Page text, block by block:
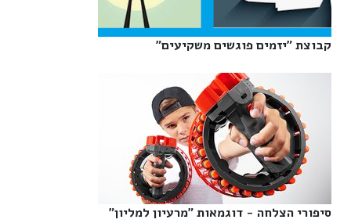
קבוצת "יזמים פוגשים משקיעים"‎
סיפורי הצלחה - דוגמאות "מרעיון למליון"‎